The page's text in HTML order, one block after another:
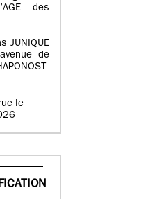
des
JUNIQUE
de
le